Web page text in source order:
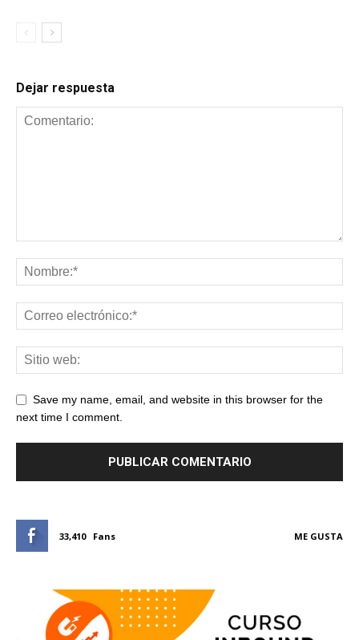
Dejar respuesta
Save my name, email, and website in this browser for the
next time I comment.
33,410 Fans ME GUSTA